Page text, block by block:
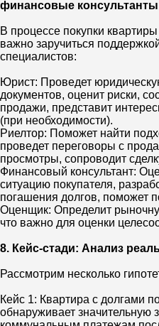
финансовые консультанты
В процессе покупки
важно заручиться
специалистов:
Юрист: Проведет
документов, оценит риски,
продажи, представит
(при необходимости).
Риелтор: Поможет найти
проведет переговоры с
просмотры, сопроводит
Финансовый консультант:
ситуацию покупателя,
погашения долгов, поможет
Оценщик: Определит
что важно для оценки
8. Кейс-стади: Анализ
Рассмотрим несколько
Кейс 1: Квартира с долгами
обнаруживает значительную